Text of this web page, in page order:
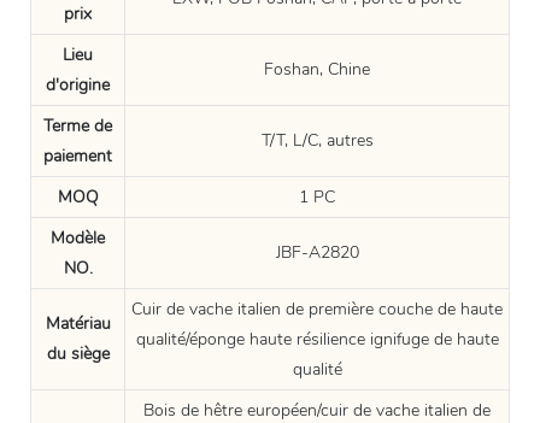
prix
Lieu
d'origine
Foshan, Chine
Terme de
paiement
T/T, L/C, autres
MOQ
1 PC
Modèle
NO.
JBF-A2820
Matériau
du siège
Cuir de vache italien de première couche de haute
qualité/éponge haute résilience ignifuge de haute
qualité
Bois de hêtre européen/cuir de vache italien de